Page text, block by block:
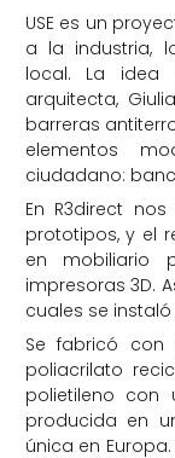
USE es un
a la industria,
local. La
arquitecta,
barreras
elementos
ciudadano:
En R3direct
prototipos, y el
en mobiliario
impresoras 3D.
cuales se
Se fabricó con
poliacrilato
polietileno con
producida en
única en